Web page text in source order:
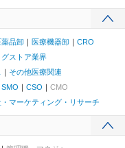
薬品卸 医療機器卸
CRO
ストア業界
その他医療関連
SMO CSO
CMO
マーケティング・リサーチ